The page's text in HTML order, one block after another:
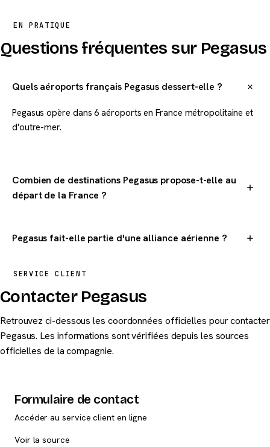
EN PRATIQUE
Questions fréquentes sur Pegasus
Quels aéroports français Pegasus dessert-elle ?
Pegasus opère dans 6 aéroports en France métropolitaine et
d'outre-mer.
Combien de destinations Pegasus propose-t-elle au
départ de la France ?
France.
Pegasus fait-elle partie d'une alliance aérienne ?
SERVICE CLIENT
Contacter Pegasus
Retrouvez ci-dessous les coordonnées officielles pour contacter
Pegasus. Les informations sont vérifiées depuis les sources
officielles de la compagnie.
Formulaire de contact
Accéder au service client en ligne
Voir la source